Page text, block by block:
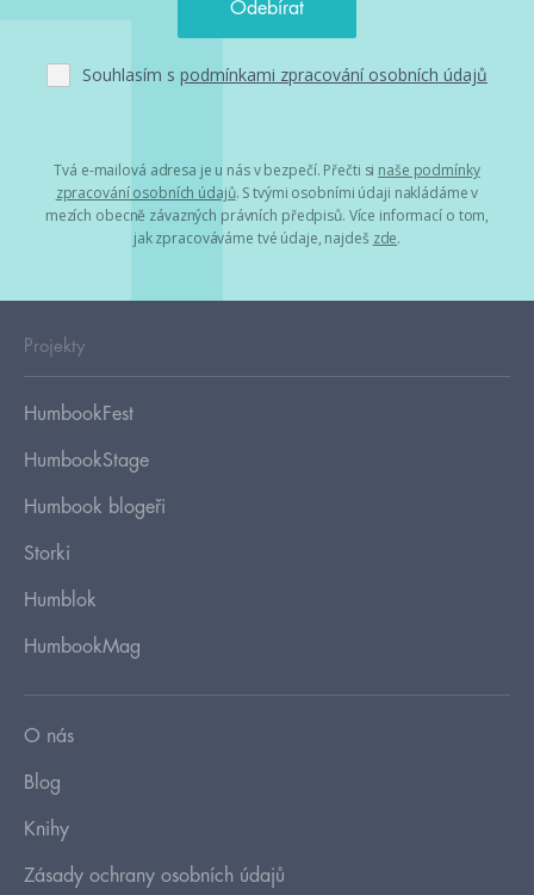
Souhlasím s podmínkami zpracování osobních údajů
Tvá e-mailová adresa je u nás v bezpečí. Přečti si naše podmínky
zpracování osobních údajů. S tvými osobními údaji nakládáme v
mezích obecně závazných právních předpisů. Více informací o tom,
jak zpracováváme tvé údaje, najdeš zde.
Projekty
HumbookFest
HumbookStage
Humbook blogeři
Storki
Humblok
HumbookMag
O nás
Blog
Knihy
Zásady ochrany osobních údajů